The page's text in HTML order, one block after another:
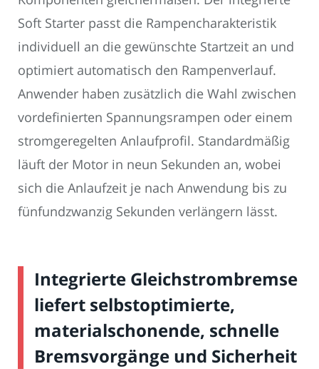
Soft Starter passt die Rampencharakteristik
individuell an die gewünschte Startzeit an und
optimiert automatisch den Rampenverlauf.
Anwender haben zusätzlich die Wahl zwischen
vordefinierten Spannungsrampen oder einem
stromgeregelten Anlaufprofil. Standardmäßig
läuft der Motor in neun Sekunden an, wobei
sich die Anlaufzeit je nach Anwendung bis zu
fünfundzwanzig Sekunden verlängern lässt.
Integrierte Gleichstrombremse
liefert selbstoptimierte,
materialschonende, schnelle
Bremsvorgänge und Sicherheit